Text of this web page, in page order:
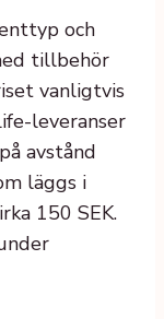
och
tillbehör
vanligtvis
leveranser
avstånd
läggs i
150 SEK.